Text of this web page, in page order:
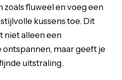
zoals fluweel en voeg een
kussens toe. Dit
niet alleen een
maar geeft je
uitstraling.